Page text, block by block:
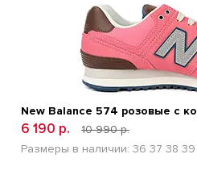
New Balance 574 розовые с
6 190 р.
10 990 р.
Размеры в наличии: 36 37 38 39